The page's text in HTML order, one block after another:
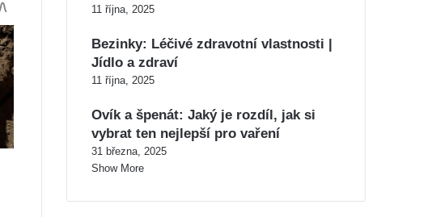
11 října, 2025
Bezinky: Léčivé zdravotní vlastnosti |
Jídlo a zdraví
11 října, 2025
Ovík a špenát: Jaký je rozdíl, jak si
vybrat ten nejlepší pro vaření
31 března, 2025
Show More